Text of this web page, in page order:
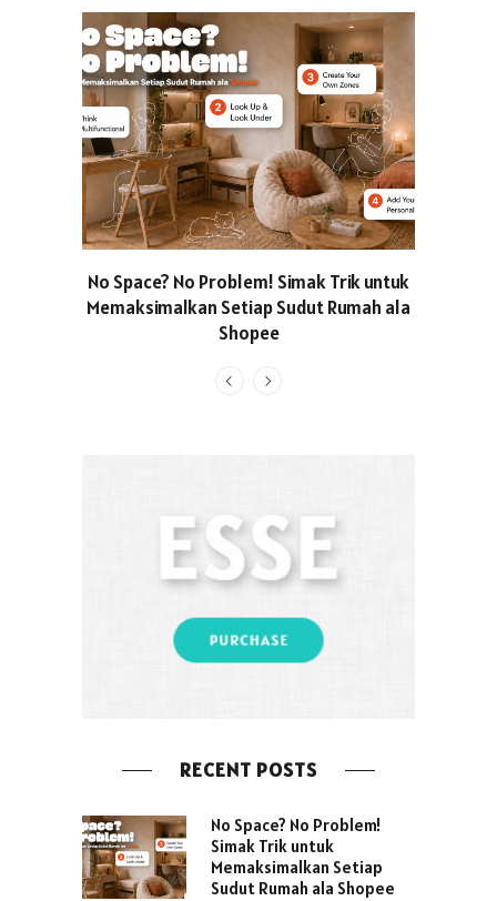
No Space? No Problem! Simak Trik untuk
Memaksimalkan Setiap Sudut Rumah ala
Shopee
RECENT POSTS
No Space? No Problem!
Simak Trik untuk
Memaksimalkan Setiap
Sudut Rumah ala Shopee